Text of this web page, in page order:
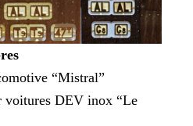
“Mistral”
voitures DEV inox “Le